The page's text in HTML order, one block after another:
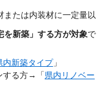
または内装材に一定量以
を新築」する方が対象で
内新築タイプ」
する方→「県内リノベー